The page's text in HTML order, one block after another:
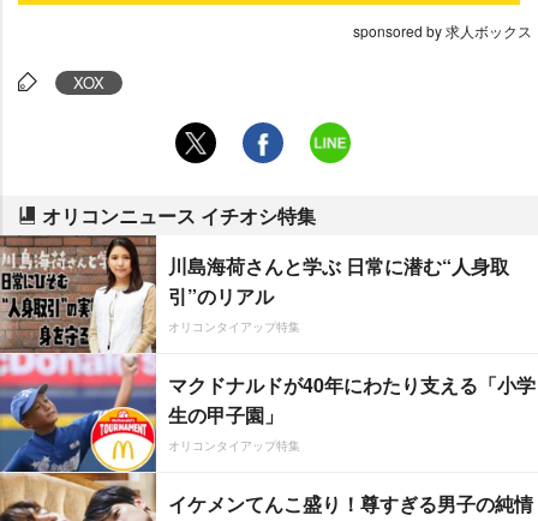
sponsored by 求人ボックス
XOX
オリコンニュース イチオシ特集
川島海荷さんと学ぶ 日常に潜む“人身取
引”のリアル
オリコンタイアップ特集
マクドナルドが40年にわたり支える「小学
生の甲子園」
オリコンタイアップ特集
イケメンてんこ盛り！尊すぎる男子の純情